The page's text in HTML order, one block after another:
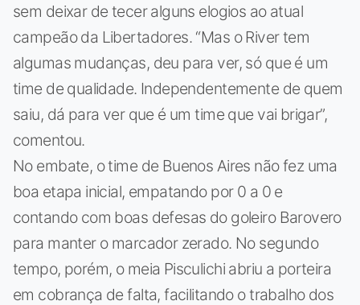
sem deixar de tecer alguns elogios ao atual
campeão da Libertadores. “Mas o River tem
algumas mudanças, deu para ver, só que é um
time de qualidade. Independentemente de quem
saiu, dá para ver que é um time que vai brigar”,
comentou.
No embate, o time de Buenos Aires não fez uma
boa etapa inicial, empatando por 0 a 0 e
contando com boas defesas do goleiro Barovero
para manter o marcador zerado. No segundo
tempo, porém, o meia Pisculichi abriu a porteira
em cobrança de falta, facilitando o trabalho dos